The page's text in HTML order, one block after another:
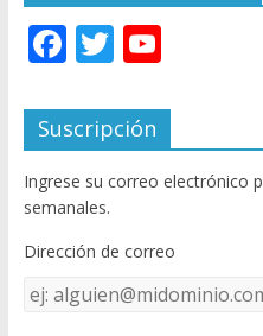
F
e
b
o
o
k
T
itt
er
Y
u
T
u
e
C
Suscripción
Ingrese su correo electrónico
semanales.
Dirección de correo
Dirección
de